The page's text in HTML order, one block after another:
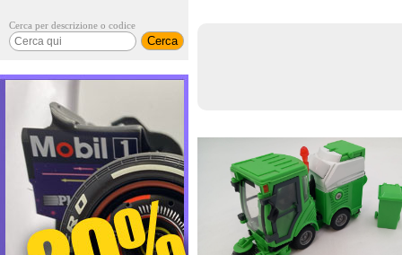
Cerca per descrizione o codice